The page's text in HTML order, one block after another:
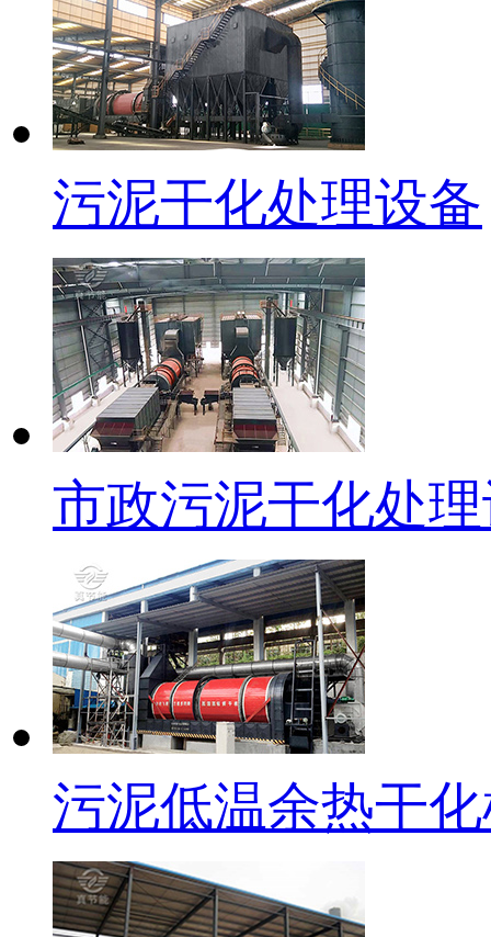
污泥干化处理设备
市政污泥干化处
污泥低温余热干